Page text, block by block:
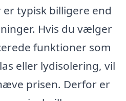
typisk billigere end
Hvis du vælger
funktioner som
eller lydisolering, vil
prisen. Derfor er